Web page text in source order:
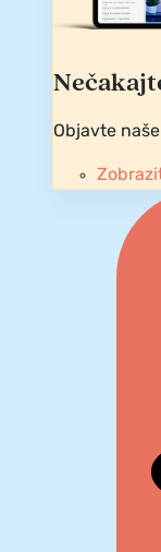
Objavte